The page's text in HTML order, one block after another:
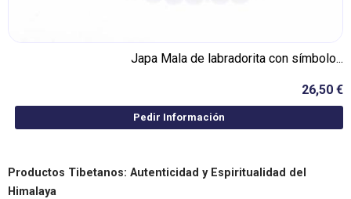
Japa Mala de labradorita con símbolo...
26,50 €
Pedir Información
Productos Tibetanos: Autenticidad y Espiritualidad del
Himalaya